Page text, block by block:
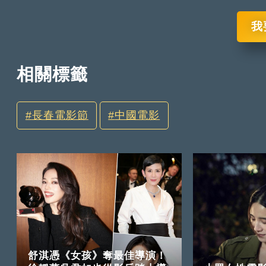
我
相關標籤
長春電影節 中國電影
舒淇憑《女孩》奪最佳導演！